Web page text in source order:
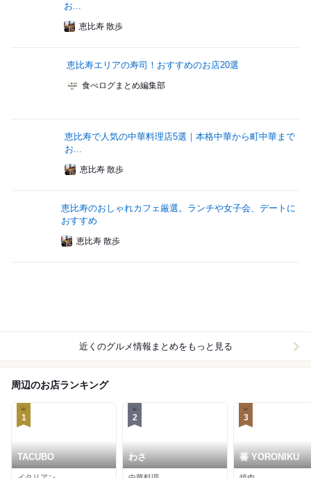
お...
恵比寿 散歩
恵比寿エリアの寿司！おすすめのお店20選
食べログまとめ編集部
恵比寿で人気の中華料理店5選｜本格中華から町中華まで
お...
恵比寿 散歩
恵比寿のおしゃれカフェ厳選。ランチや女子会、デートに
おすすめ
恵比寿 散歩
近くのグルメ情報まとめをもっと見る
周辺のお店ランキング
1
TACUBO
2
わさ
3
蕃 YORONIKU